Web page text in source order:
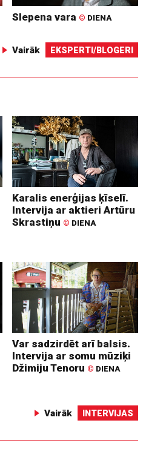
Slepena vara © DIENA
Vairāk EKSPERTI/BLOGERI
Karalis enerģijas ķīselī.
Intervija ar aktieri Artūru
Skrastiņu © DIENA
Var sadzirdēt arī balsis.
Intervija ar somu mūziķi
Džimiju Tenoru © DIENA
Vairāk INTERVIJAS